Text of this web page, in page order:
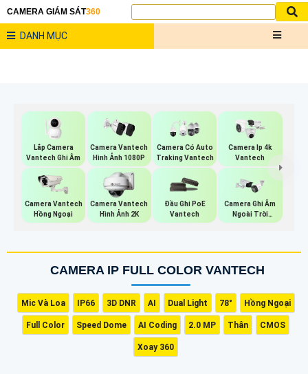
CAMERA GIÁM SÁT360
DANH MỤC
Lắp Camera
Vantech Ghi Âm
Camera Vantech
Hình Ảnh 1080P
Camera Có Auto
Traking Vantech
Camera Ip 4k
Vantech
Camera Vantech
Hồng Ngoại
Camera Vantech
Hình Ảnh 2K
Đầu Ghi PoE
Vantech
Camera Ghi Âm
Ngoài Trời
Kbvision
CAMERA IP FULL COLOR VANTECH
Mic Và Loa IP66 3D DNR AI Dual Light 78° Hồng Ngoại
Full Color Speed Dome AI Coding 2.0 MP Thân CMOS
Xoay 360